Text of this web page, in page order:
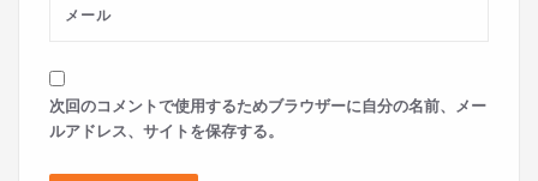
次回のコメントで使用するためブラウザーに自分の名前、メー
ルアドレス、サイトを保存する。